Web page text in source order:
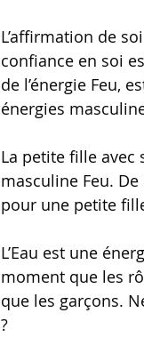
L’affirmation de
confiance en soi
de l’énergie Feu,
énergies
La petite fille avec
masculine Feu.
pour une petite
L’Eau est une
moment que les
que les garçons.
?